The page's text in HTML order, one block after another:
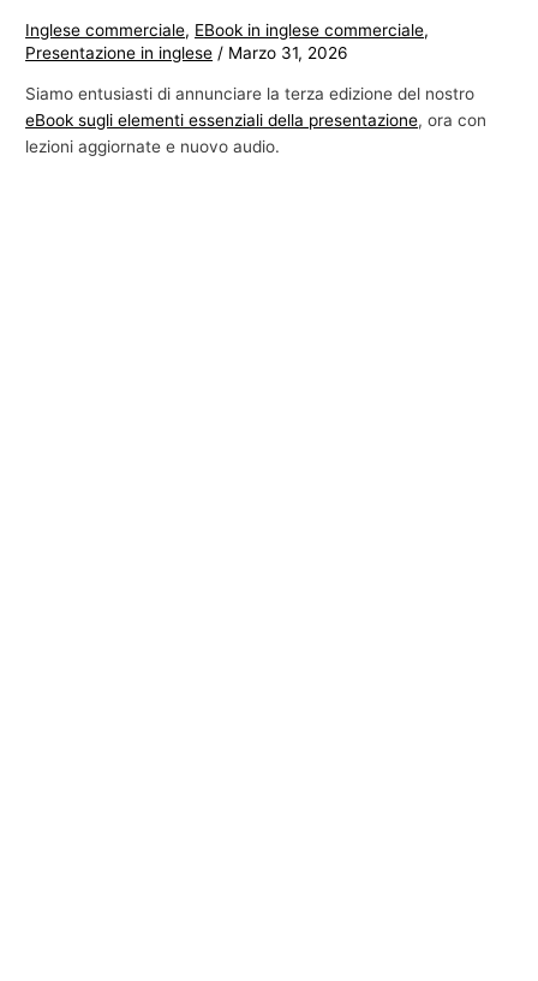
Inglese commerciale, EBook in inglese commerciale,
Presentazione in inglese / Marzo 31, 2026
Siamo entusiasti di annunciare la terza edizione del nostro
eBook sugli elementi essenziali della presentazione, ora con
lezioni aggiornate e nuovo audio.